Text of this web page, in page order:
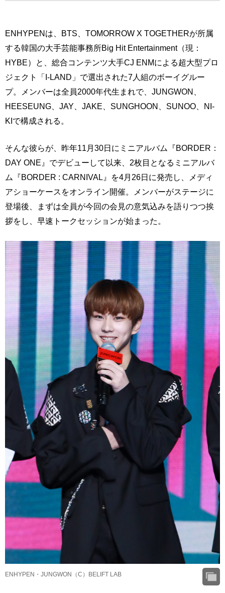
ENHYPENは、BTS、TOMORROW X TOGETHERが所属
する韓国の大手芸能事務所Big Hit Entertainment（現：
HYBE）と、総合コンテンツ大手CJ ENMによる超大型プロ
ジェクト「I-LAND」で選出された7人組のボーイグルー
プ。メンバーは全員2000年代生まれで、JUNGWON、
HEESEUNG、JAY、JAKE、SUNGHOON、SUNOO、NI-
KIで構成される。
そんな彼らが、昨年11月30日にミニアルバム『BORDER：
DAY ONE』でデビューして以来、2枚目となるミニアルバ
ム『BORDER : CARNIVAL』を4月26日に発売し、メディ
アショーケースをオンライン開催。メンバーがステージに
登場後、まずは全員が今回の会見の意気込みを語りつつ挨
拶をし、早速トークセッションが始まった。
ENHYPEN・JUNGWON（C）BELIFT LAB